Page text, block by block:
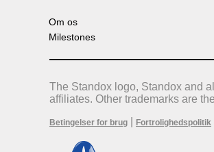
Om os
Milestones
The Standox logo, Standox and
affiliates. Other trademarks are
Betingelser for brug Fortrolighedspolitik